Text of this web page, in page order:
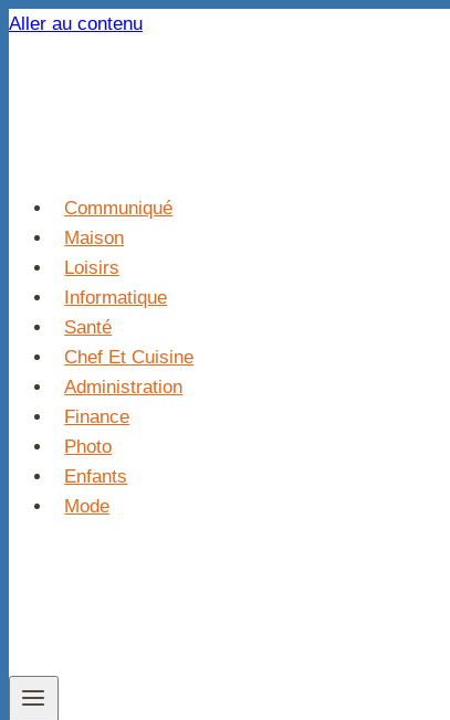
Aller au contenu
Communiqué
Maison
Loisirs
Informatique
Santé
Chef Et Cuisine
Administration
Finance
Photo
Enfants
Mode